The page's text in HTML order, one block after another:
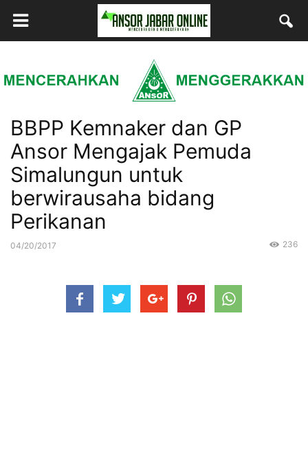
BBPP Kemnaker dan GP
Ansor Mengajak Pemuda
Simalungun untuk
berwirausaha bidang
Perikanan
04/20/2017 236